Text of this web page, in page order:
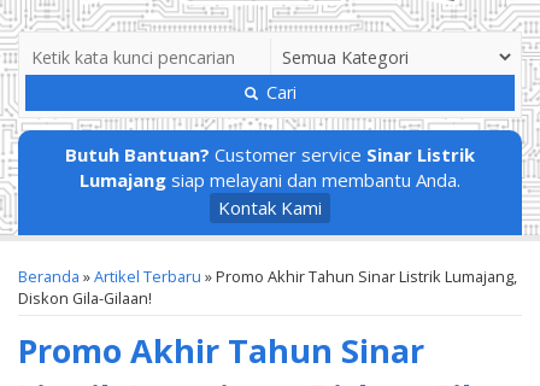
Cari
Butuh Bantuan? Customer service Sinar Listrik
Lumajang siap melayani dan membantu Anda.
Kontak Kami
Beranda »Artikel Terbaru » Promo Akhir Tahun Sinar Listrik Lumajang,
Diskon Gila-Gilaan!
Promo Akhir Tahun Sinar